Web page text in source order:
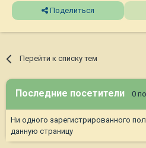
Поделиться
Перейти к списку тем
Последние посетители 0
Ни одного зарегистрированного
данную страницу